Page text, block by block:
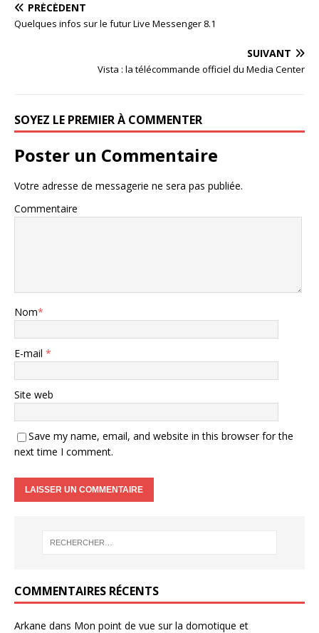
PRÉCÉDENT
Quelques infos sur le futur Live Messenger 8.1
SUIVANT
Vista : la télécommande officiel du Media Center
SOYEZ LE PREMIER À COMMENTER
Poster un Commentaire
Votre adresse de messagerie ne sera pas publiée.
Commentaire
Nom*
E-mail *
Site web
Save my name, email, and website in this browser for the
next time I comment.
COMMENTAIRES RÉCENTS
Arkane dans Mon point de vue sur la domotique et